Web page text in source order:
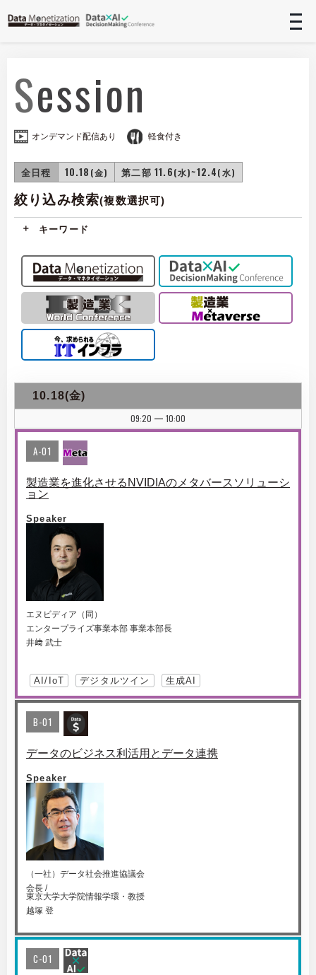
Session
全日程 10.18 (金) 第二部 11.6(水)~12.4(水)
オンデマンド配信あり 軽食付き
絞り込み検索(複数選択可)
キーワード
10.18(金)
09:20
| 10:00
A-01
製造業を進化させるNVIDIAのメタバースソリューシ
ョン
Speaker
エヌビディア（同）
エンタープライズ事業本部 事業本部長
井﨑 武士
AI/IoT デジタルツイン 生成AI
B-01
データのビジネス利活用とデータ連携
Speaker
（一社）データ社会推進協議会
会長 /
東京大学大学院情報学環・教授
越塚 登
C-01